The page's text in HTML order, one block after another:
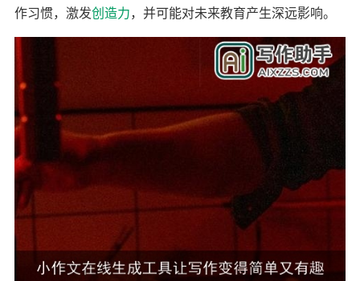
作习惯，激发创造力，并可能对未来教育产生深远影响。